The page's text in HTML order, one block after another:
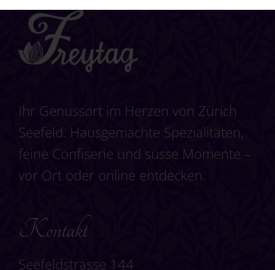
Ihr Genussort im Herzen von Zürich
Seefeld. Hausgemachte Spezialitäten,
feine Confiserie und süsse Momente –
vor Ort oder online entdecken.
Kontakt
Seefeldstrasse 144